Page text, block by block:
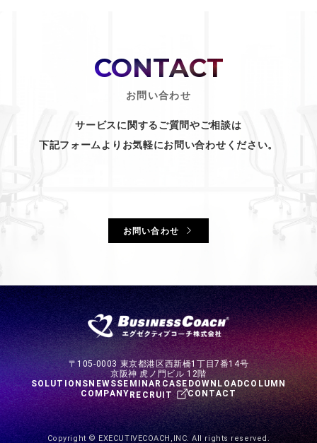
CONTACT
お問い合わせ
サービスに関するご質問やご相談は
下記フォームよりお気軽にお問い合わせください。
お問い合わせ
〒105-0003 東京都港区西新橋1丁目7番14号
京阪神 虎ノ門ビル 12階
SOLUTIONSNEWSSEMINARCASE DOWNLOADCOLUMN
COMPANYRECRUIT CONTACT
Copyright © EXECUTIVECOACH,INC. All rights reserved.